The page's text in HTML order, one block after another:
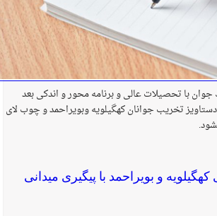
با تحصیلات عالی و برنامه محور و اندکی بعد
تخریب جوانان کهگیلویه وبویراحمد و چوب لای
و بویراحمد با پیگیری میدانی